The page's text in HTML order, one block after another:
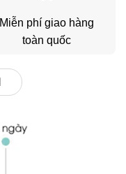
Miễn phí giao hàng
toàn quốc